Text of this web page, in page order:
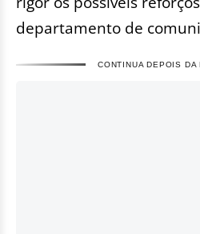
departamento de
CONTINUA DEPOIS DA